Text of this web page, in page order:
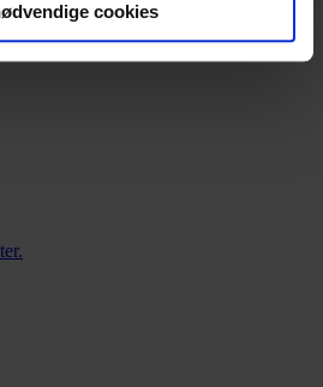
lese om hvordan dine personlige
du kan velge hvordan de skal
endre eller trekke tilbake ditt
for å gi innhold og
for å levere sosiale
hvordan du bruker nettstedet
innen sosiale medier,
som kan kombinere den
du har gjort tilgjengelig for dem,
inn gjennom din bruk av
cookies
Pris fra1 980,-